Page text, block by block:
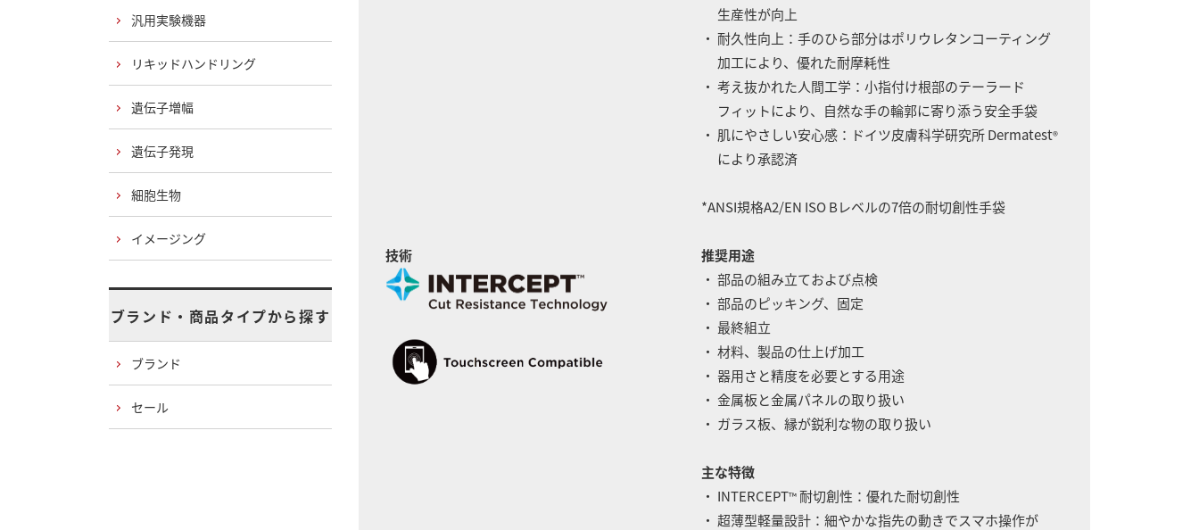
生産性が向上
・ 耐久性向上：手のひら部分はポリウレタンコーティング
加工により、優れた耐摩耗性
・ 考え抜かれた人間工学：小指付け根部のテーラード
フィットにより、自然な手の輪郭に寄り添う安全手袋
・ 肌にやさしい安心感：ドイツ皮膚科学研究所 Dermatest®
により承認済
*ANSI規格A2/EN ISO Bレベルの7倍の耐切創性手袋
技術
推奨用途
・ 部品の組み立ておよび点検
・ 部品のピッキング、固定
・ 最終組立
・ 材料、製品の仕上げ加工
・ 器用さと精度を必要とする用途
・ 金属板と金属パネルの取り扱い
・ ガラス板、縁が鋭利な物の取り扱い
主な特徴
・ INTERCEPT™耐切創性：優れた耐切創性
・ 超薄型軽量設計：細やかな指先の動きでスマホ操作が
汎用実験機器
リキッドハンドリング
遺伝子増幅
遺伝子発現
細胞生物
イメージング
ブランド・商品タイプから探す
ブランド
セール